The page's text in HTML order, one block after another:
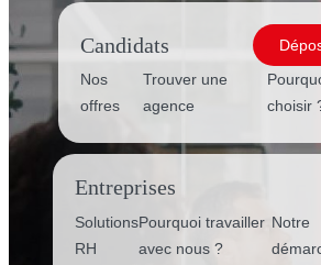
Candidats
Nos
offres
Trouver une
agence
choisir
Entreprises
Solutions
RH
Pourquoi travailler
avec nous ?
Notre